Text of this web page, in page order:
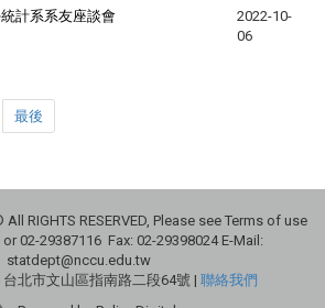
計系系友座談會
2022-10-
06
最後
RIGHTS RESERVED, Please see Terms of use
or 02-29387116 Fax: 02-29398024 E-Mail:
statdept@nccu.edu.tw
北市文山區指南路二段64號 | 聯絡我們